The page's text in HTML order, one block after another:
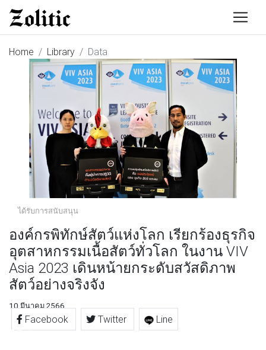
Home Library Data
ได้รับการสนับสนุน
องค์กรพิทักษ์สัตว์แห่งโลก เรียกร้องธุรกิจ
อุตสาหกรรมเนื้อสัตว์ทั่วโลก ในงาน VIV
Asia 2023 เดินหน้ายกระดับสวัสดิภาพ
สัตว์อย่างจริงจัง
10 มีนาคม 2566
Facebook Twitter Line